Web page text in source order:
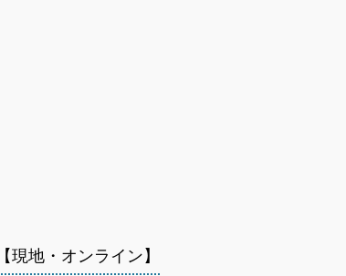
地・オンライン】